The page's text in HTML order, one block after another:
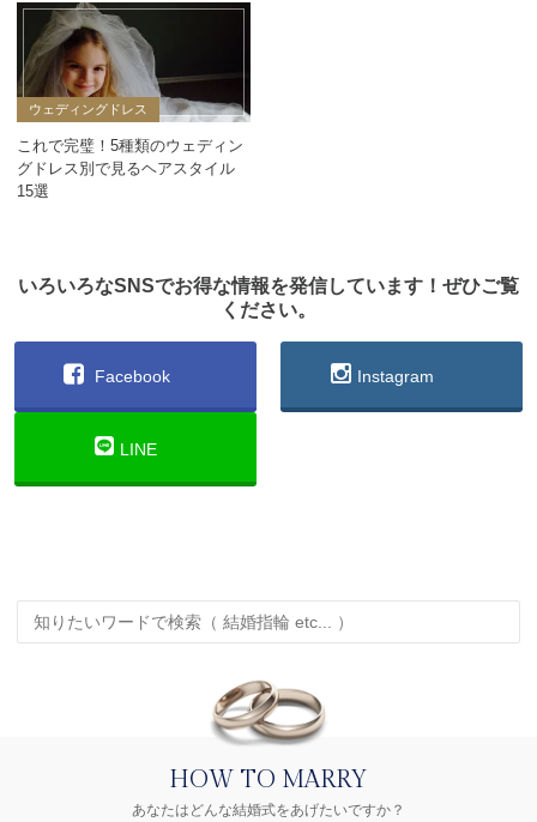
ウェディングドレス
これで完璧！5種類のウェディン
グドレス別で見るヘアスタイル
15選
いろいろなSNSでお得な情報を発信しています！ぜひご覧
ください。
Facebook Instagram
LINE
HOW TO MARRY
あなたはどんな結婚式をあげたいですか？